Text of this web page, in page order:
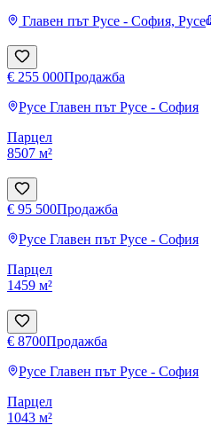
Главен път Русе - София, Русе
€ 255 000Продажба
Русе Главен път Русе - София
Парцел
8507 м²
€ 95 500Продажба
Русе Главен път Русе - София
Парцел
1459 м²
€ 8700Продажба
Русе Главен път Русе - София
Парцел
1043 м²